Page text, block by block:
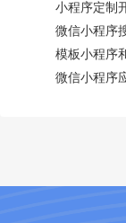
小程序定制
微信小程序